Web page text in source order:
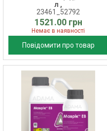
л ,
23461_52792
1521.00 грн
Немає в наявності
Повідомити про товар